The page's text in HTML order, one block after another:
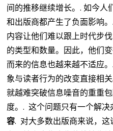
间的推移继续增长。. 如今人
和出版商都产生了负面影响。.
内容让他们难以跟上时代步
的类型和数量。因此，他们
而来的信息也越来越不适应。.
象与读者行为的改变直接相
就越难突破信息噪音的重重
度。. 这个问题只有一个解
容. 对大多数出版商来说，